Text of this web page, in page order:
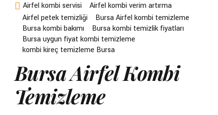
Airfel kombi servisi
Airfel kombi verim artırma
Airfel petek temizliği
Bursa Airfel kombi temizleme
Bursa kombi bakımı
Bursa kombi temizlik fiyatları
Bursa uygun fiyat kombi temizleme
kombi kireç temizleme Bursa
Bursa Airfel Kombi
Temizleme